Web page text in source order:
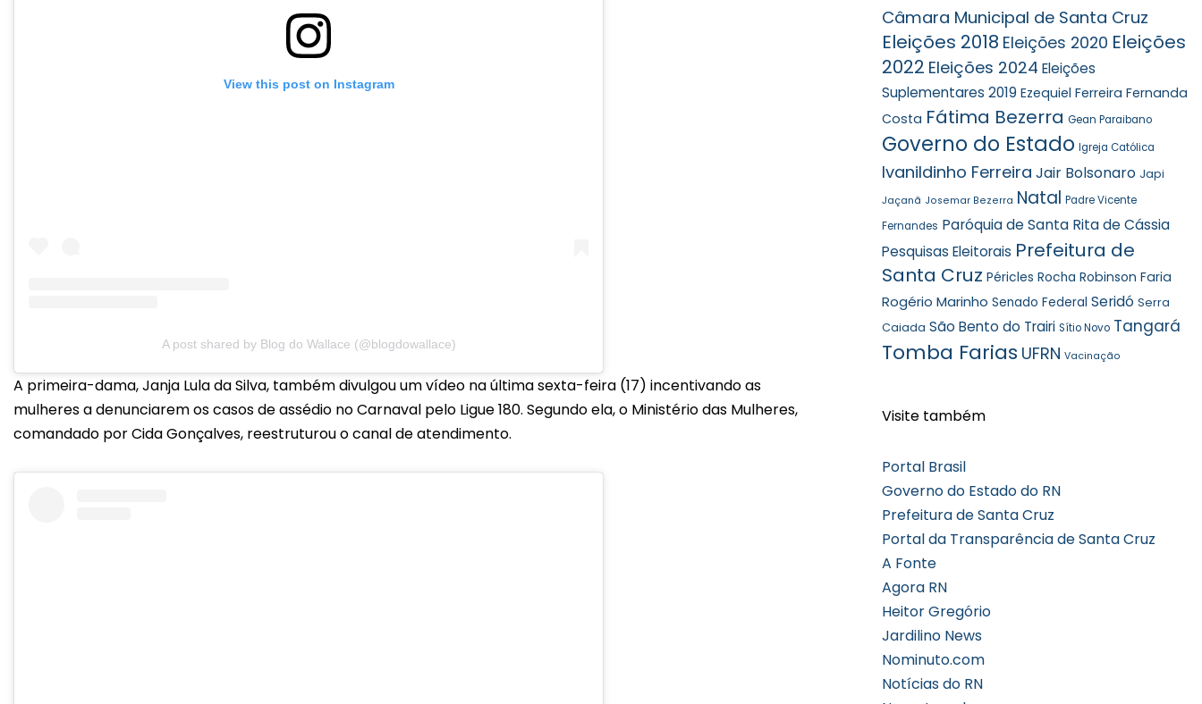
View this post on Instagram
A post shared by Blog do Wallace (@blogdowallace)
A primeira-dama, Janja Lula da Silva, também divulgou um vídeo na última sexta-feira (17) incentivando as
mulheres a denunciarem os casos de assédio no Carnaval pelo Ligue 180. Segundo ela, o Ministério das Mulheres,
comandado por Cida Gonçalves, reestruturou o canal de atendimento.
Câmara Municipal de Santa Cruz
Eleições 2018 Eleições 2020 Eleições
2022 Eleições 2024 Eleições
Suplementares 2019 Ezequiel Ferreira Fernanda
Costa Fátima Bezerra Gean Paraibano
Governo do Estado Igreja Católica
Ivanildinho Ferreira Jair Bolsonaro Japi
Jaçanã Josemar Bezerra Natal Padre Vicente
Fernandes Paróquia de Santa Rita de Cássia
Pesquisas Eleitorais Prefeitura de
Santa Cruz Péricles Rocha Robinson Faria
Rogério Marinho Senado Federal Seridó Serra
Caiada São Bento do Trairi Sítio Novo Tangará
Tomba Farias UFRN Vacinação
Visite também
Portal Brasil
Governo do Estado do RN
Prefeitura de Santa Cruz
Portal da Transparência de Santa Cruz
A Fonte
Agora RN
Heitor Gregório
Jardilino News
Nominuto.com
Notícias do RN